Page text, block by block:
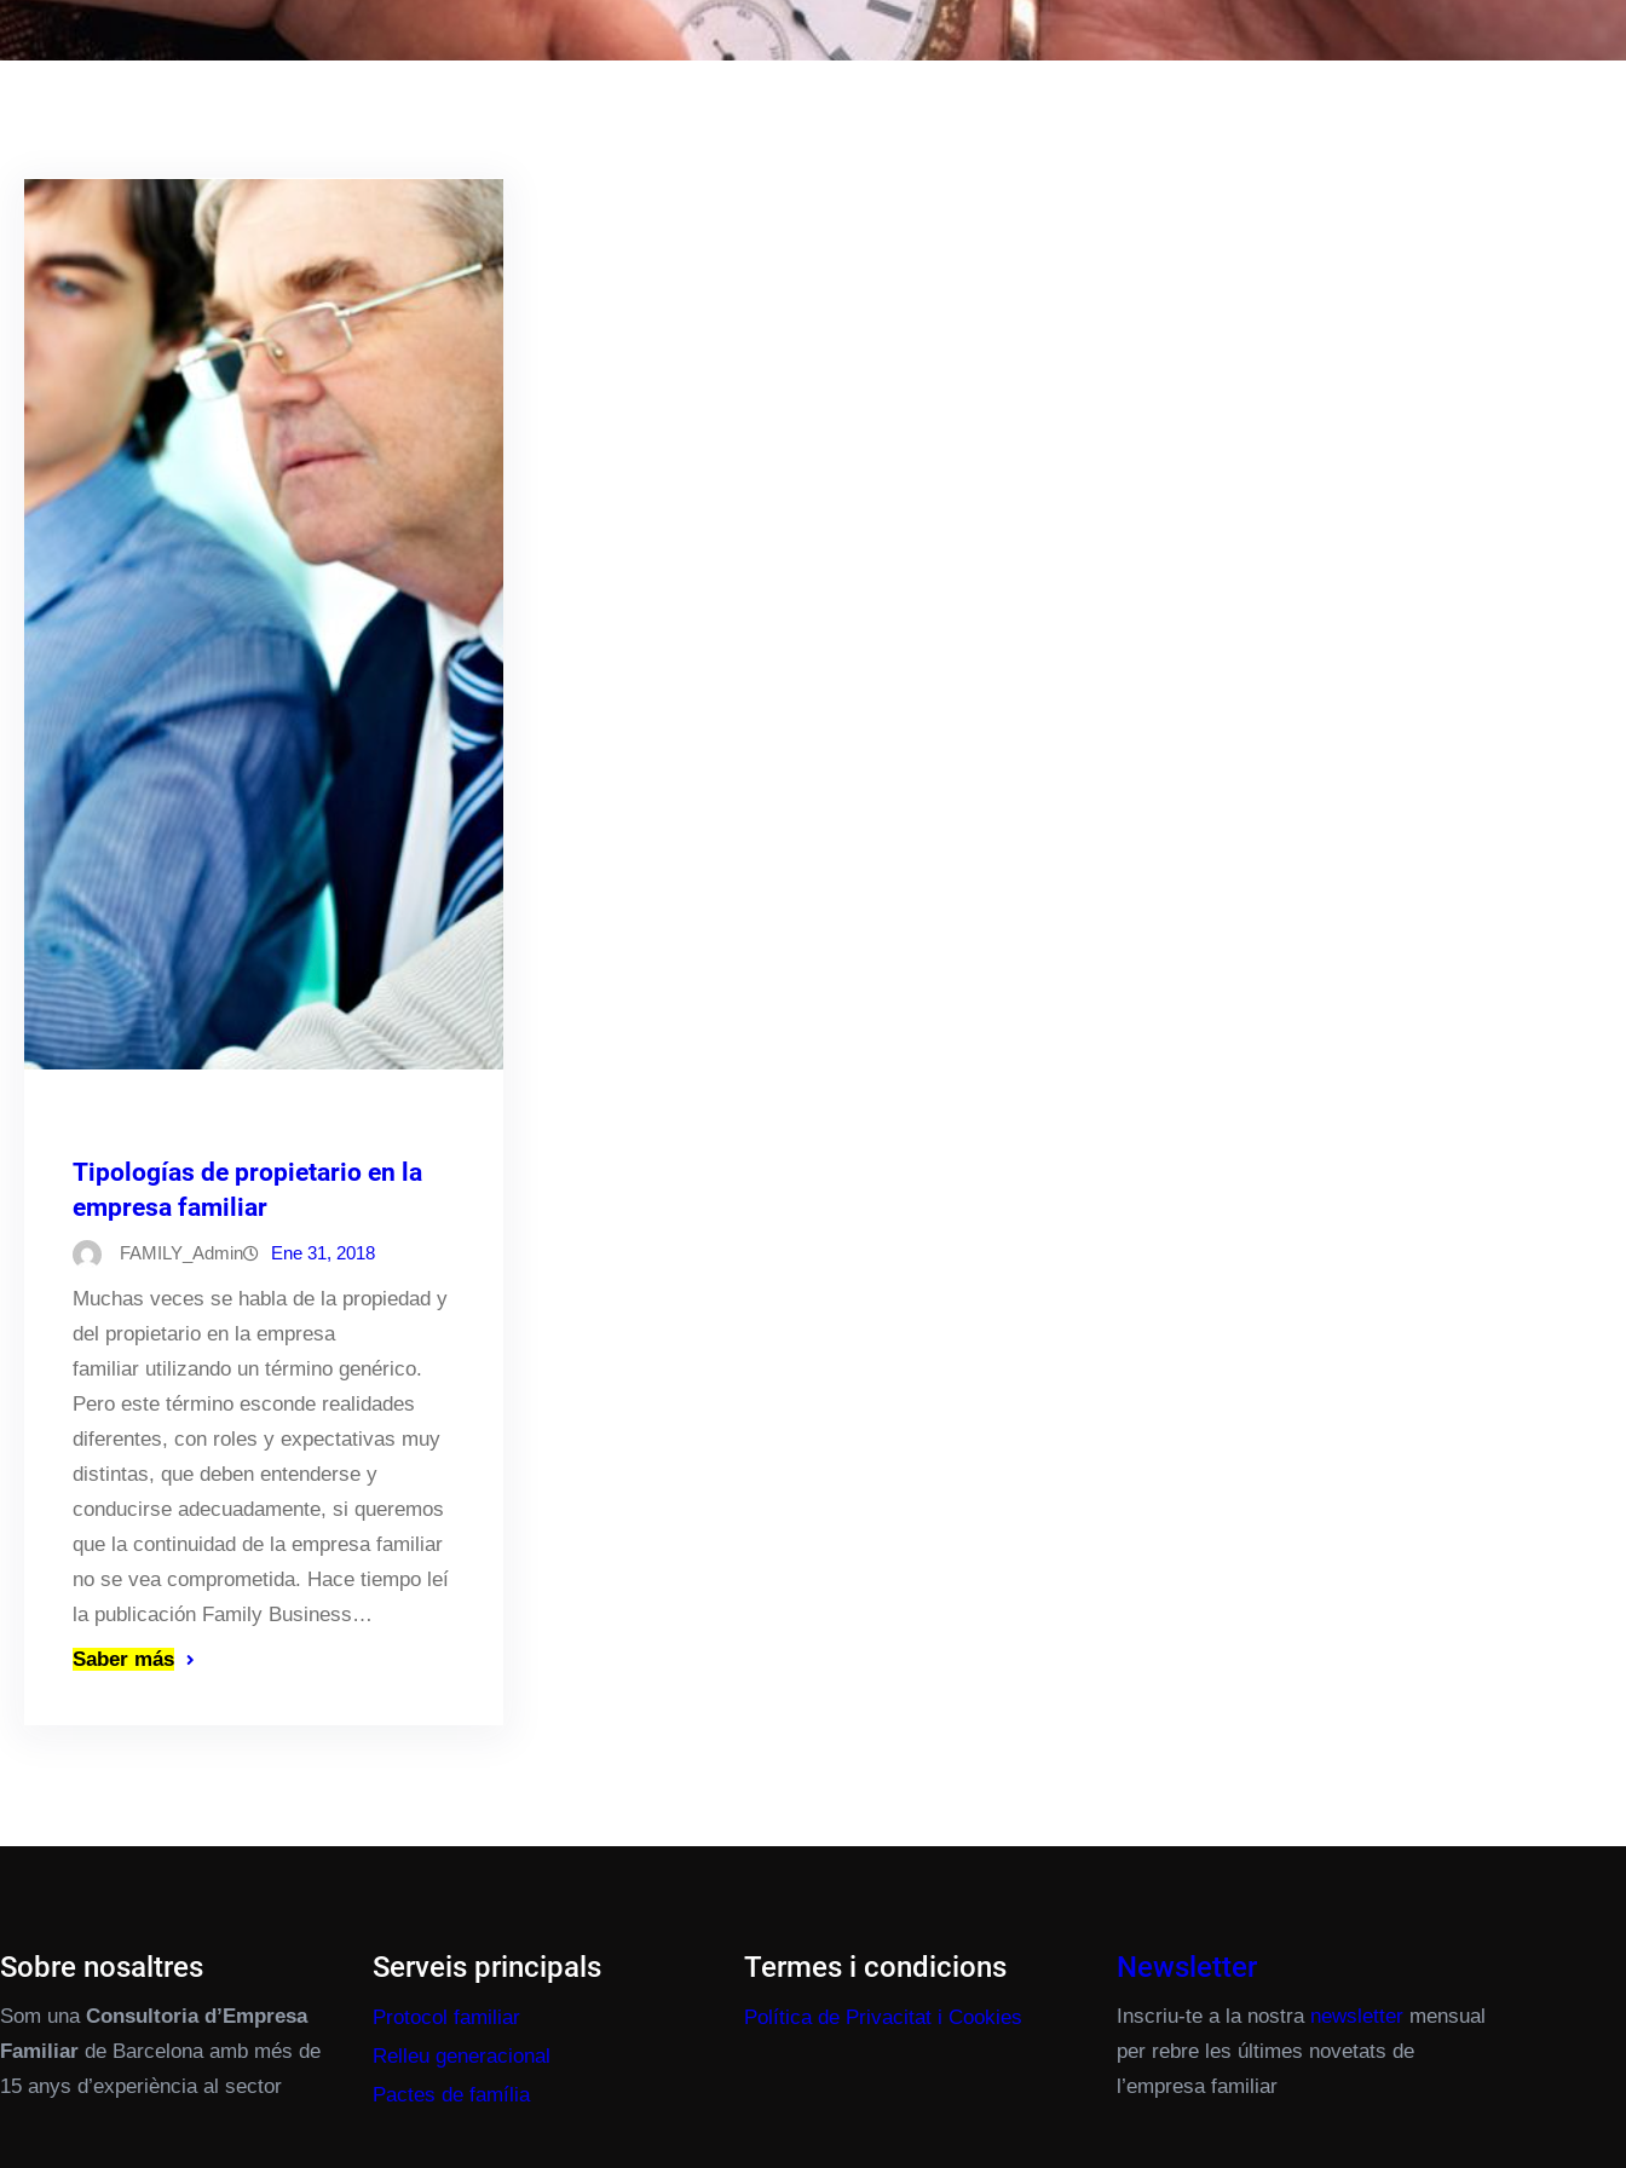
Tipologías de propietario en la
empresa familiar
FAMILY_Admin Ene 31, 2018
Muchas veces se habla de la propiedad y
del propietario en la empresa
familiar utilizando un término genérico.
Pero este término esconde realidades
diferentes, con roles y expectativas muy
distintas, que deben entenderse y
conducirse adecuadamente, si queremos
que la continuidad de la empresa familiar
no se vea comprometida. Hace tiempo leí
la publicación Family Business…
Saber más
Sobre nosaltres
Som una Consultoria d’Empresa
Familiar de Barcelona amb més de
15 anys d’experiència al sector
Serveis principals
Protocol familiar
Relleu generacional
Pactes de família
Termes i condicions
Política de Privacitat i Cookies
Newsletter
Inscriu-te a la nostra newslettermensual
per rebre les últimes novetats de
l’empresa familiar